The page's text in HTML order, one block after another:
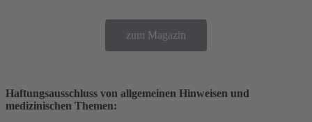
zum Magazin
Haftungsausschluss von allgemeinen Hinweisen und
medizinischen Themen: